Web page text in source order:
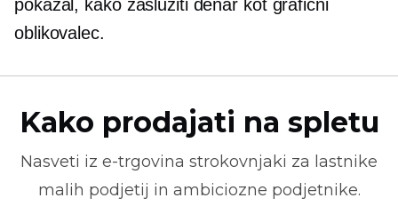
pokazal, kako zaslužiti denar kot grafični
oblikovalec.
Kako prodajati na spletu
Nasveti iz e-trgovina strokovnjaki za lastnike
malih podjetij in ambiciozne podjetnike.